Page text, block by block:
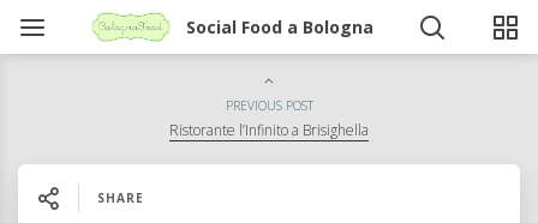
Social Food a Bologna
PREVIOUS POST
Ristorante l’Infinito a Brisighella
SHARE